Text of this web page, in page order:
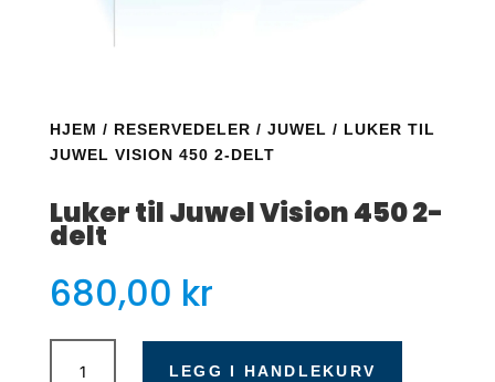
HJEM / RESERVEDELER / JUWEL / LUKER TIL
JUWEL VISION 450 2-DELT
Luker til Juwel Vision 450 2-
delt
680,00 kr
Luker
LEGG I HANDLEKURV